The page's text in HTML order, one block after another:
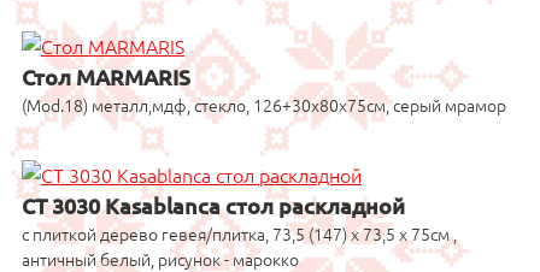
Стол MARMARIS
(Mod.18) металл,мдф, стекло, 126+30x80x75см, серый мрамор
CT 3030 Kasablanca стол раскладной
с плиткой дерево гевея/плитка, 73,5 (147) х 73,5 х 75см ,
античный белый, рисунок - марокко